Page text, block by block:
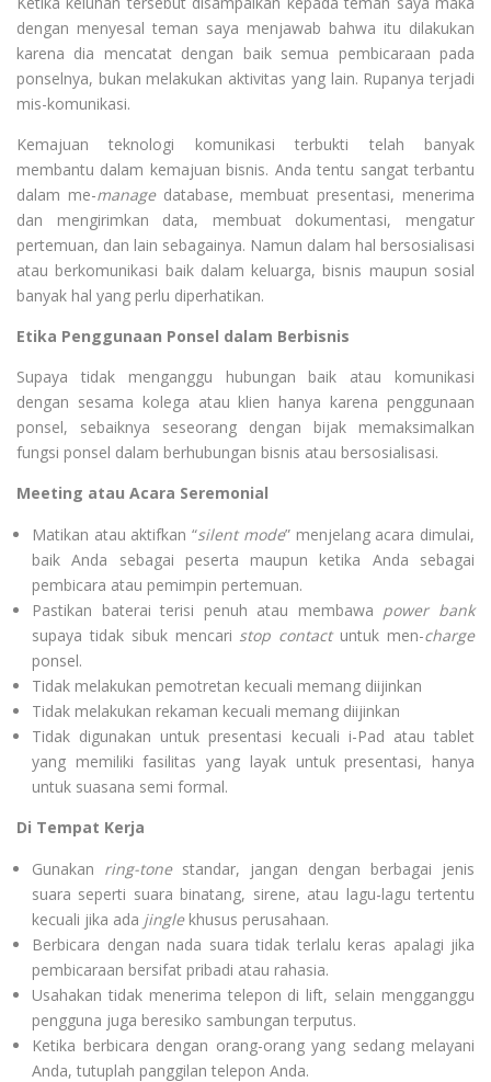
dengan menyesal teman saya menjawab bahwa itu dilakukan
karena dia mencatat dengan baik semua pembicaraan pada
ponselnya, bukan melakukan aktivitas yang lain. Rupanya terjadi
mis-komunikasi.
Kemajuan teknologi komunikasi terbukti telah banyak
membantu dalam kemajuan bisnis. Anda tentu sangat terbantu
dalam me-managedatabase, membuat presentasi, menerima
dan mengirimkan data, membuat dokumentasi, mengatur
pertemuan, dan lain sebagainya. Namun dalam hal bersosialisasi
atau berkomunikasi baik dalam keluarga, bisnis maupun sosial
banyak hal yang perlu diperhatikan.
Etika Penggunaan Ponsel dalam Berbisnis
Supaya tidak menganggu hubungan baik atau komunikasi
dengan sesama kolega atau klien hanya karena penggunaan
ponsel, sebaiknya seseorang dengan bijak memaksimalkan
fungsi ponsel dalam berhubungan bisnis atau bersosialisasi.
Meeting atau Acara Seremonial
Matikan atau aktifkan “silent mode” menjelang acara dimulai,
baik Anda sebagai peserta maupun ketika Anda sebagai
pembicara atau pemimpin pertemuan.
Pastikan baterai terisi penuh atau membawa power bank
supaya tidak sibuk mencari stop contactuntuk men-charge
ponsel.
Tidak melakukan pemotretan kecuali memang diijinkan
Tidak melakukan rekaman kecuali memang diijinkan
Tidak digunakan untuk presentasi kecuali i-Pad atau tablet
yang memiliki fasilitas yang layak untuk presentasi, hanya
untuk suasana semi formal.
Di Tempat Kerja
Gunakan ring-tonestandar, jangan dengan berbagai jenis
suara seperti suara binatang, sirene, atau lagu-lagu tertentu
kecuali jika ada jinglekhusus perusahaan.
Berbicara dengan nada suara tidak terlalu keras apalagi jika
pembicaraan bersifat pribadi atau rahasia.
Usahakan tidak menerima telepon di lift, selain mengganggu
pengguna juga beresiko sambungan terputus.
Ketika berbicara dengan orang-orang yang sedang melayani
Anda, tutuplah panggilan telepon Anda.